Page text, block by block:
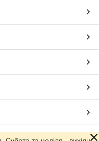
Prom.ua